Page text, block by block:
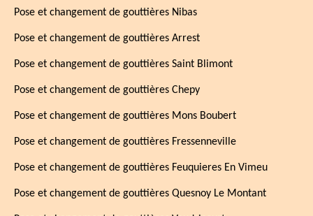
Pose et changement de gouttières Nibas
Pose et changement de gouttières Arrest
Pose et changement de gouttières Saint Blimont
Pose et changement de gouttières Chepy
Pose et changement de gouttières Mons Boubert
Pose et changement de gouttières Fressenneville
Pose et changement de gouttières Feuquieres En Vimeu
Pose et changement de gouttières Quesnoy Le Montant